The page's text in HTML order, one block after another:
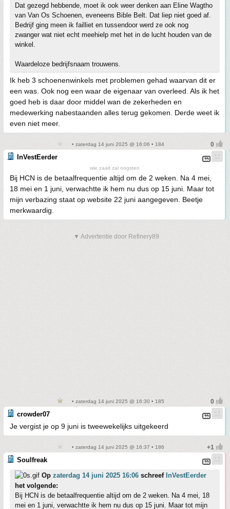
Dat gezegd hebbende, moet ik ook weer denken aan Eline Wagtho
van Van Os Schoenen, eveneens Bible Belt. Dat liep niet goed af.
Bedrijf ging meen ik failliet en tussendoor werd ze ook nog
zwanger wat niet echt meehielp met het in de lucht houden van de
winkel.
Waardeloze bedrijfsnaam trouwens.
Ik heb 3 schoenenwinkels met problemen gehad waarvan dit er
een was. Ook nog een waar de eigenaar van overleed. Als ik het
goed heb is daar door middel wan de zekerheden en
medewerking nabestaanden alles terug gekomen. Derde weet ik
even niet meer.
• zaterdag 14 juni 2025 @ 16:06 • 184
InVestEerder
wie zaait zal oogsten
Bij HCN is de betaalfrequentie altijd om de 2 weken. Na 4 mei,
18 mei en 1 juni, verwachtte ik hem nu dus op 15 juni. Maar tot
mijn verbazing staat op website 22 juni aangegeven. Beetje
merkwaardig.
▼ Advertentie door Refinery89
• zaterdag 14 juni 2025 @ 16:30 • 185
crowder07
Je vergist je op 9 juni is tweewekelijks uitgekeerd
• zaterdag 14 juni 2025 @ 16:37 • 186
Soulfreak
Op zaterdag 14 juni 2025 16:06 schreef InVestEerder
het volgende:
Bij HCN is de betaalfrequentie altijd om de 2 weken. Na 4 mei, 18
mei en 1 juni, verwachtte ik hem nu dus op 15 juni. Maar tot mijn